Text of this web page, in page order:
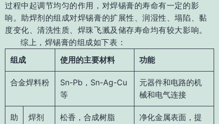
过程中起调节均匀的作用，对焊锡膏的寿命有一定的影
响。助焊剂的组成对焊锡膏的扩展性、润湿性、塌陷、黏
度变化、清洗性质、焊珠飞溅及储存寿命均有较大影响。
综上，焊锡膏的组成如下表：
组成
使用的主要材料 功能
合金焊料粉
Sn-Pb，Sn-Ag-Cu
等
元器件和电路的机
械和电气连接
助
焊剂 松香，合成树脂
净化金属表面，提